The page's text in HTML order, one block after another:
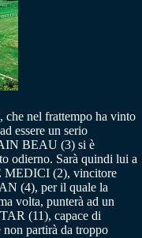
che nel frattempo ha vinto
essere un serio
BEAU (3) si è
odierno. Sarà quindi lui a
MEDICI (2), vincitore
(4), per il quale la
volta, punterà ad un
(11), capace di
non partirà da troppo